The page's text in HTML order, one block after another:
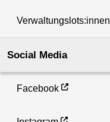
Verwaltungslots:innen
Social Media
Facebook